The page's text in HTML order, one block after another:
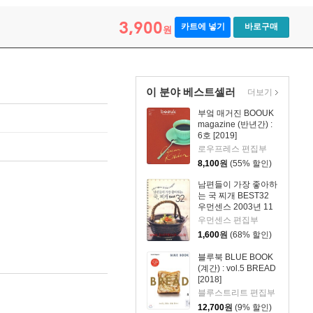
3,900원 카트에 넣기 바로구매
이 분야 베스트셀러
부엌 매거진 BOOUK
magazine (반년간) :
6호 [2019]
로우프레스 편집부
8,100원 (55% 할인)
남편들이 가장 좋아하
는 국 찌개 BEST32
우먼센스 2003년 11
월호 별책부록
우먼센스 편집부
1,600원 (68% 할인)
블루북 BLUE BOOK
(계간) : vol.5 BREAD
[2018]
블루스트리트 편집부
12,700원 (9% 할인)
더보기